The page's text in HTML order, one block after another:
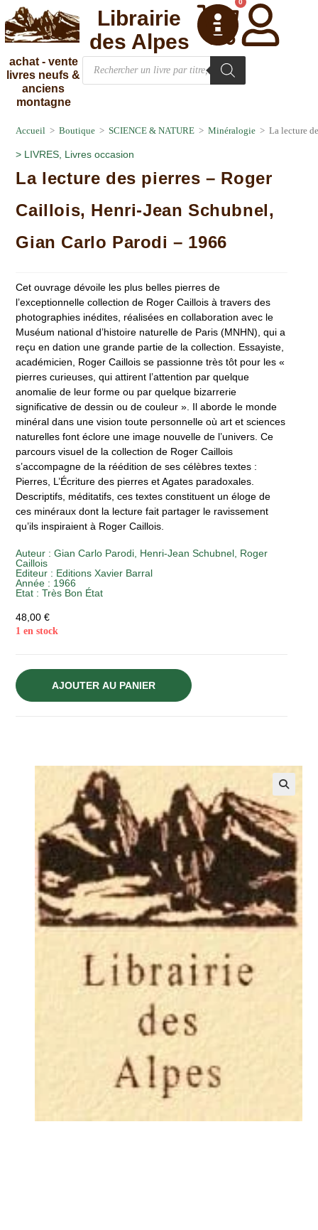
achat - vente
livres neufs &
anciens
montagne
0
Librairie
des Alpes
Accueil > Boutique > SCIENCE & NATURE > Minéralogie > La lecture
> LIVRES, Livres occasion
La lecture des pierres – Roger
Caillois, Henri-Jean Schubnel,
Gian Carlo Parodi – 1966
Cet ouvrage dévoile les plus belles pierres de
l’exceptionnelle collection de Roger Caillois à travers des
photographies inédites, réalisées en collaboration avec le
Muséum national d’histoire naturelle de Paris (MNHN), qui a
reçu en dation une grande partie de la collection. Essayiste,
académicien, Roger Caillois se passionne très tôt pour les «
pierres curieuses, qui attirent l’attention par quelque
anomalie de leur forme ou par quelque bizarrerie
significative de dessin ou de couleur ». Il aborde le monde
minéral dans une vision toute personnelle où art et sciences
naturelles font éclore une image nouvelle de l’univers. Ce
parcours visuel de la collection de Roger Caillois
s’accompagne de la réédition de ses célèbres textes :
Pierres, L’Écriture des pierres et Agates paradoxales.
Descriptifs, méditatifs, ces textes constituent un éloge de
ces minéraux dont la lecture fait partager le ravissement
qu’ils inspiraient à Roger Caillois.
Auteur :Gian Carlo Parodi, Henri-Jean Schubnel, Roger
Caillois
Editeur : Editions Xavier Barral
Année : 1966
Etat :Très Bon État
48,00€
1 en stock
AJOUTER AU PANIER